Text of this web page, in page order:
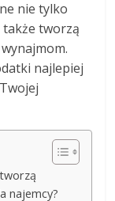
nie tylko
tworzą
najlepiej
najemcy?